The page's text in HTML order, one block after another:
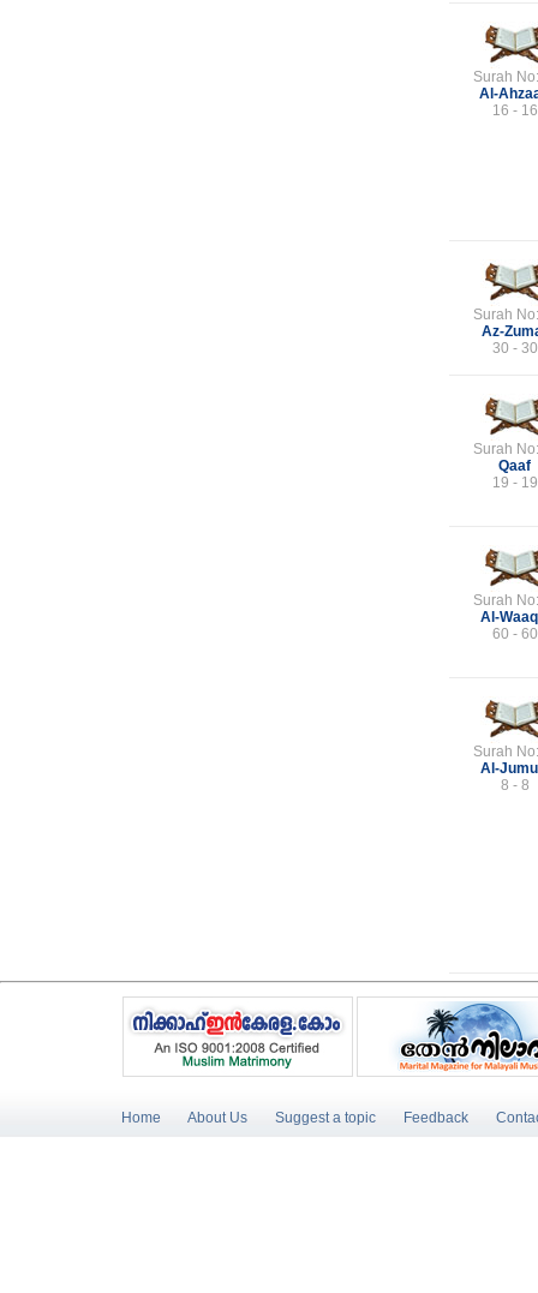
Surah
Al-
16 - 16
Surah
Az-
30 - 30
Surah
Qaaf
19 - 19
Surah
Al-
60 - 60
Surah
Al-
8 - 8
Home About Us Suggest a topic Feedback